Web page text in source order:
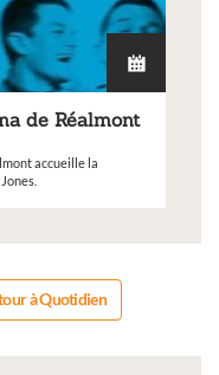
de Réalmont
accueille la
à Quotidien